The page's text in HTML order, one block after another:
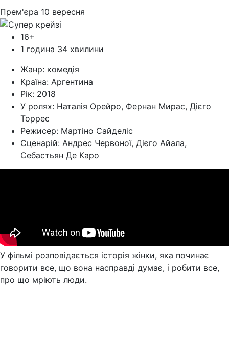
Прем'єра 10 вересня
16+
1 година 34 хвилини
Жанр: комедія
Країна: Аргентина
Рік: 2018
У ролях: Наталія Орейро, Фернан Мирас, Дієго
Торрес
Режисер: Мартіно Сайделіс
Cценарій: Андрес Червоної, Дієго Айала,
Себастьян Де Каро
У фільмі розповідається історія жінки, яка починає
говорити все, що вона насправді думає, і робити все,
про що мріють люди.